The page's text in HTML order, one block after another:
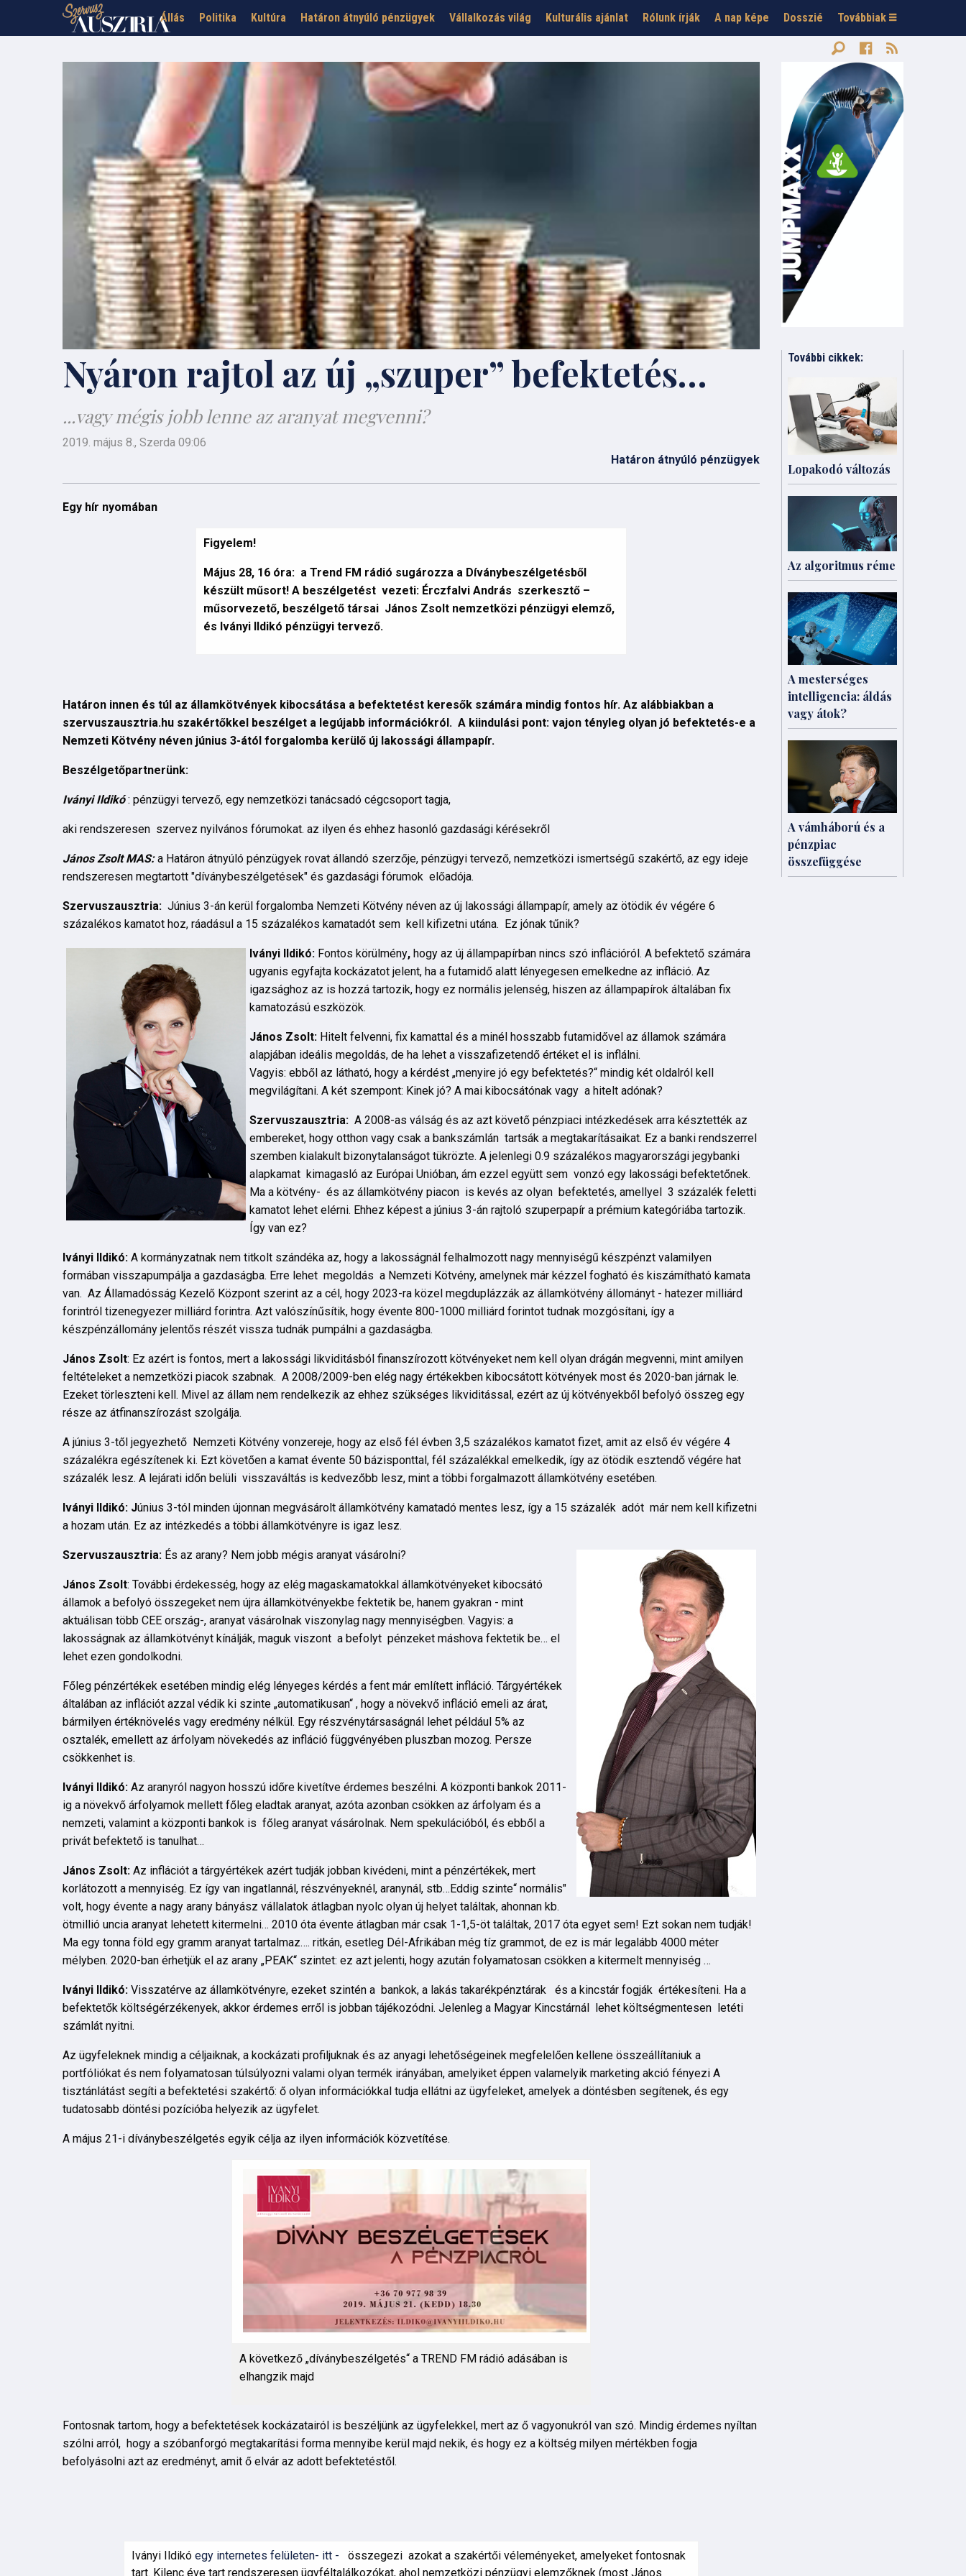
Állás Politika Kultúra Határon átnyúló pénzügyek Vállalkozás világ Kulturális ajánlat Rólunk írják A nap képe Dosszié Továbbiak
Nyáron rajtol az új „szuper” befektetés…
...vagy mégis jobb lenne az aranyat megvenni?
2019. május 8., Szerda 09:06
Határon átnyúló pénzügyek
Egy hír nyomában
Figyelem!
Május 28, 16 óra: a Trend FM rádió sugározza a Díványbeszélgetésből
készült műsort! A beszélgetést vezeti: Érczfalvi András szerkesztő –
műsorvezető, beszélgető társai János Zsolt nemzetközi pénzügyi elemző,
és Iványi Ildikó pénzügyi tervező.
Határon innen és túl az államkötvények kibocsátása a befektetést keresők számára mindig fontos hír. Az alábbiakban a
szervuszausztria.hu szakértőkkel beszélget a legújabb információkról. A kiindulási pont: vajon tényleg olyan jó befektetés-e a
Nemzeti Kötvény néven június 3-ától forgalomba kerülő új lakossági állampapír.
Beszélgetőpartnerünk:
Iványi Ildikó: pénzügyi tervező, egy nemzetközi tanácsadó cégcsoport tagja,
aki rendszeresen szervez nyilvános fórumokat. az ilyen és ehhez hasonló gazdasági kérésekről
János Zsolt MAS:a Határon átnyúló pénzügyek rovat állandó szerzője, pénzügyi tervező, nemzetközi ismertségű szakértő, az egy ideje
rendszeresen megtartott "díványbeszélgetések" és gazdasági fórumok előadója.
Szervuszausztria: Június 3-án kerül forgalomba Nemzeti Kötvény néven az új lakossági állampapír, amely az ötödik év végére 6
százalékos kamatot hoz, ráadásul a 15 százalékos kamatadót sem kell kifizetni utána. Ez jónak tűnik?
Iványi Ildikó: Fontos körülmény, hogy az új állampapírban nincs szó inflációról. A befektető számára
ugyanis egyfajta kockázatot jelent, ha a futamidő alatt lényegesen emelkedne az infláció. Az
igazsághoz az is hozzá tartozik, hogy ez normális jelenség, hiszen az állampapírok általában fix
kamatozású eszközök.
János Zsolt: Hitelt felvenni, fix kamattal és a minél hosszabb futamidővel az államok számára
alapjában ideális megoldás, de ha lehet a visszafizetendő értéket el is inflálni.
Vagyis: ebből az látható, hogy a kérdést „menyire jó egy befektetés?“ mindig két oldalról kell
megvilágítani. A két szempont: Kinek jó? A mai kibocsátónak vagy a hitelt adónak?
Szervuszausztria: A 2008-as válság és az azt követő pénzpiaci intézkedések arra késztették az
embereket, hogy otthon vagy csak a bankszámlán tartsák a megtakarításaikat. Ez a banki rendszerrel
szemben kialakult bizonytalanságot tükrözte. A jelenlegi 0.9 százalékos magyarországi jegybanki
alapkamat kimagasló az Európai Unióban, ám ezzel együtt sem vonzó egy lakossági befektetőnek.
Ma a kötvény- és az államkötvény piacon is kevés az olyan befektetés, amellyel 3 százalék feletti
kamatot lehet elérni. Ehhez képest a június 3-án rajtoló szuperpapír a prémium kategóriába tartozik.
Így van ez?
Iványi Ildikó: A kormányzatnak nem titkolt szándéka az, hogy a lakosságnál felhalmozott nagy mennyiségű készpénzt valamilyen
formában visszapumpálja a gazdaságba. Erre lehet megoldás a Nemzeti Kötvény, amelynek már kézzel fogható és kiszámítható kamata
van. Az Államadósság Kezelő Központ szerint az a cél, hogy 2023-ra közel megduplázzák az államkötvény állományt - hatezer milliárd
forintról tizenegyezer milliárd forintra. Azt valószínűsítik, hogy évente 800-1000 milliárd forintot tudnak mozgósítani, így a
készpénzállomány jelentős részét vissza tudnák pumpálni a gazdaságba.
János Zsolt: Ez azért is fontos, mert a lakossági likviditásból finanszírozott kötvényeket nem kell olyan drágán megvenni, mint amilyen
feltételeket a nemzetközi piacok szabnak. A 2008/2009-ben elég nagy értékekben kibocsátott kötvények most és 2020-ban járnak le.
Ezeket törleszteni kell. Mivel az állam nem rendelkezik az ehhez szükséges likviditással, ezért az új kötvényekből befolyó összeg egy
része az átfinanszírozást szolgálja.
A június 3-től jegyezhető Nemzeti Kötvény vonzereje, hogy az első fél évben 3,5 százalékos kamatot fizet, amit az első év végére 4
százalékra egészítenek ki. Ezt követően a kamat évente 50 bázisponttal, fél százalékkal emelkedik, így az ötödik esztendő végére hat
százalék lesz. A lejárati időn belüli visszaváltás is kedvezőbb lesz, mint a többi forgalmazott államkötvény esetében.
Iványi Ildikó: Június 3-tól minden újonnan megvásárolt államkötvény kamatadó mentes lesz, így a 15 százalék adót már nem kell kifizetni
a hozam után. Ez az intézkedés a többi államkötvényre is igaz lesz.
Szervuszausztria: És az arany? Nem jobb mégis aranyat vásárolni?
János Zsolt: További érdekesség, hogy az elég magaskamatokkal államkötvényeket kibocsátó
államok a befolyó összegeket nem újra államkötvényekbe fektetik be, hanem gyakran - mint
aktuálisan több CEE ország-, aranyat vásárolnak viszonylag nagy mennyiségben. Vagyis: a
lakosságnak az államkötvényt kínálják, maguk viszont a befolyt pénzeket máshova fektetik be… el
lehet ezen gondolkodni.
Főleg pénzértékek esetében mindig elég lényeges kérdés a fent már említett infláció. Tárgyértékek
általában az inflációt azzal védik ki szinte „automatikusan“ , hogy a növekvő infláció emeli az árat,
bármilyen értéknövelés vagy eredmény nélkül. Egy részvénytársaságnál lehet például 5% az
osztalék, emellett az árfolyam növekedés az infláció függvényében pluszban mozog. Persze
csökkenhet is.
Iványi Ildikó: Az aranyról nagyon hosszú időre kivetítve érdemes beszélni. A központi bankok 2011-
ig a növekvő árfolyamok mellett főleg eladtak aranyat, azóta azonban csökken az árfolyam és a
nemzeti, valamint a központi bankok is főleg aranyat vásárolnak. Nem spekulációból, és ebből a
privát befektető is tanulhat…
János Zsolt: Az inflációt a tárgyértékek azért tudják jobban kivédeni, mint a pénzértékek, mert
korlátozott a mennyiség. Ez így van ingatlannál, részvényeknél, aranynál, stb…Eddig szinte“ normális"
volt, hogy évente a nagy arany bányász vállalatok átlagban nyolc olyan új helyet találtak, ahonnan kb.
ötmillió uncia aranyat lehetett kitermelni… 2010 óta évente átlagban már csak 1-1,5-öt találtak, 2017 óta egyet sem! Ezt sokan nem tudják!
Ma egy tonna föld egy gramm aranyat tartalmaz…. ritkán, esetleg Dél-Afrikában még tíz grammot, de ez is már legalább 4000 méter
mélyben. 2020-ban érhetjük el az arany „PEAK“ szintet: ez azt jelenti, hogy azután folyamatosan csökken a kitermelt mennyiség …
Iványi Ildikó: Visszatérve az államkötvényre, ezeket szintén a bankok, a lakás takarékpénztárak és a kincstár fogják értékesíteni. Ha a
befektetők költségérzékenyek, akkor érdemes erről is jobban tájékozódni. Jelenleg a Magyar Kincstárnál lehet költségmentesen letéti
számlát nyitni.
Az ügyfeleknek mindig a céljaiknak, a kockázati profiljuknak és az anyagi lehetőségeinek megfelelően kellene összeállítaniuk a
portfóliókat és nem folyamatosan túlsúlyozni valami olyan termék irányában, amelyiket éppen valamelyik marketing akció fényezi A
tisztánlátást segíti a befektetési szakértő: ő olyan információkkal tudja ellátni az ügyfeleket, amelyek a döntésben segítenek, és egy
tudatosabb döntési pozícióba helyezik az ügyfelet.
A május 21-i díványbeszélgetés egyik célja az ilyen információk közvetítése.
A következő „díványbeszélgetés“ a TREND FM rádió adásában is
elhangzik majd
Fontosnak tartom, hogy a befektetések kockázatairól is beszéljünk az ügyfelekkel, mert az ő vagyonukról van szó. Mindig érdemes nyíltan
szólni arról, hogy a szóbanforgó megtakarítási forma mennyibe kerül majd nekik, és hogy ez a költség milyen mértékben fogja
befolyásolni azt az eredményt, amit ő elvár az adott befektetéstől.
Iványi Ildikó egy internetes felületen- itt - összegezi azokat a szakértői véleményeket, amelyeket fontosnak
tart. Kilenc éve tart rendszeresen ügyféltalálkozókat, ahol nemzetközi pénzügyi elemzőknek (most János
További cikkek:
Lopakodó változás
Az algoritmus réme
A mesterséges
intelligencia: áldás
vagy átok?
A vámháború és a
pénzpiac
összefüggése